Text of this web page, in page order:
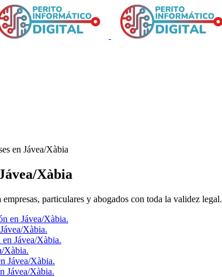
en Jávea/Xàbia
Xàbia
particulares y abogados con toda la validez legal.
en Jávea/Xàbia.
Xàbia.
Jávea/Xàbia.
Xàbia.
Jávea/Xàbia.
Jávea/Xàbia.